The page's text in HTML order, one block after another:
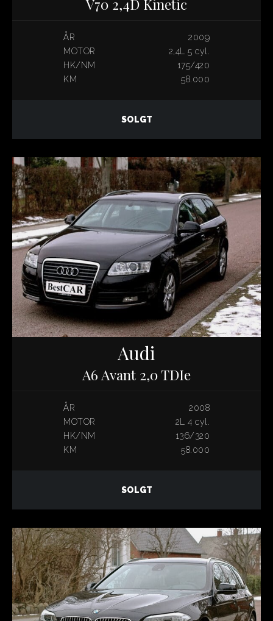
V70 2,4D Kinetic
ÅR
2009
MOTOR
2,4L 5 cyl.
HK/NM
175/420
KM
58.000
SOLGT
Audi
A6 Avant 2,0 TDIe
ÅR
2008
MOTOR
2L 4 cyl.
HK/NM
136/320
KM
58.000
SOLGT